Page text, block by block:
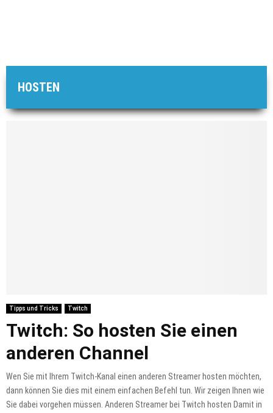
HOSTEN
Tipps und Tricks Twitch
Twitch: So hosten Sie einen
anderen Channel
Wen Sie mit Ihrem Twitch-Kanal einen anderen Streamer hosten möchten,
dann können Sie dies mit einem einfachen Befehl tun. Wir zeigen Ihnen wie
Sie dabei vorgehen müssen. Anderen Streamer bei Twitch hosten Damit in